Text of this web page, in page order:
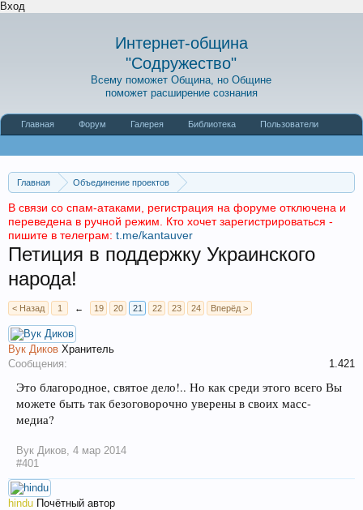
Вход
Интернет-община
"Содружество"
Всему поможет Община, но Общине
поможет расширение сознания
Главная
Объединение проектов
Форум «Агни Йога»
Лаборатория мысли.
Мировые и политические процессы
В связи со спам-атаками, регистрация на форуме отключена и
переведена в ручной режим. Кто хочет зарегистрироваться -
пишите в телеграм: t.me/kantauver
Петиция в поддержку Украинского
народа!
< Назад 1 ← 19 20 21 22 23 24 Вперёд >
Вук Диков Хранитель
Сообщения:
1.421
Это благородное, святое дело!.. Но как среди этого всего Вы
можете быть так безоговорочно уверены в своих масс-
медиа?
Вук Диков, 4 мар 2014
#401
hindu Почётный автор
Главная Форум Галерея Библиотека Пользователи